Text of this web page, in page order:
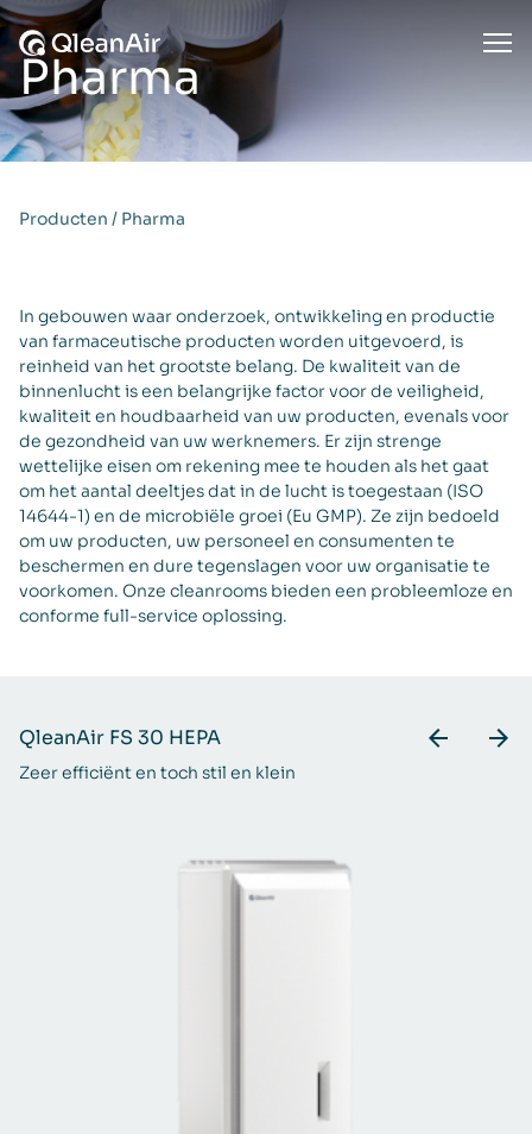
Ga naar de inhoud
Pharma
Producten / Pharma
In gebouwen waar onderzoek, ontwikkeling en productie
van farmaceutische producten worden uitgevoerd, is
reinheid van het grootste belang. De kwaliteit van de
binnenlucht is een belangrijke factor voor de veiligheid,
kwaliteit en houdbaarheid van uw producten, evenals voor
de gezondheid van uw werknemers. Er zijn strenge
wettelijke eisen om rekening mee te houden als het gaat
om het aantal deeltjes dat in de lucht is toegestaan (ISO
14644-1) en de microbiële groei (Eu GMP). Ze zijn bedoeld
om uw producten, uw personeel en consumenten te
beschermen en dure tegenslagen voor uw organisatie te
voorkomen. Onze cleanrooms bieden een probleemloze en
conforme full-service oplossing.
QleanAir FS 30 HEPA
Zeer efficiënt en toch stil en klein